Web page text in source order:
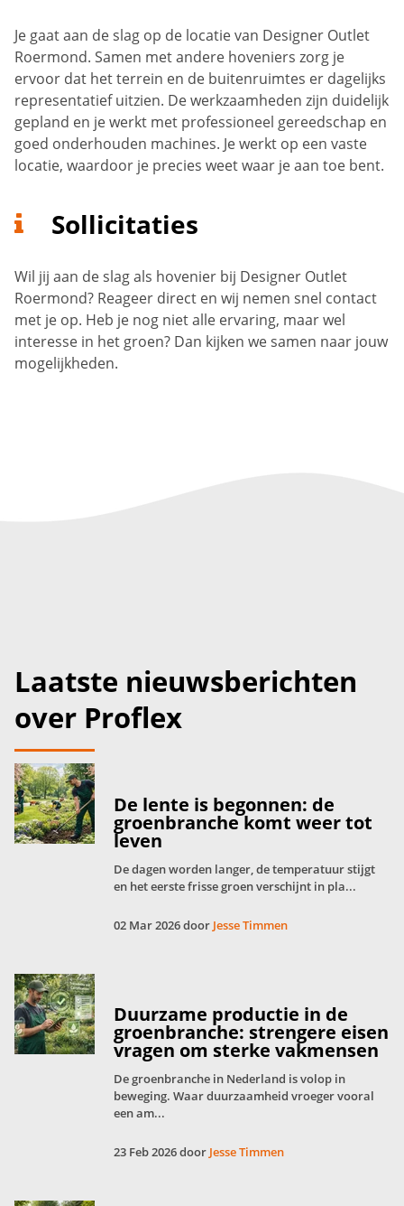
Je gaat aan de slag op de locatie van Designer Outlet
Roermond. Samen met andere hoveniers zorg je
ervoor dat het terrein en de buitenruimtes er dagelijks
representatief uitzien. De werkzaamheden zijn duidelijk
gepland en je werkt met professioneel gereedschap en
goed onderhouden machines. Je werkt op een vaste
locatie, waardoor je precies weet waar je aan toe bent.
Sollicitaties
Wil jij aan de slag als hovenier bij Designer Outlet
Roermond? Reageer direct en wij nemen snel contact
met je op. Heb je nog niet alle ervaring, maar wel
interesse in het groen? Dan kijken we samen naar jouw
mogelijkheden.
Laatste nieuwsberichten
over Proflex
De lente is begonnen: de
groenbranche komt weer tot
leven
De dagen worden langer, de temperatuur stijgt
en het eerste frisse groen verschijnt in pla...
02 Mar 2026 door Jesse Timmen
Duurzame productie in de
groenbranche: strengere eisen
vragen om sterke vakmensen
De groenbranche in Nederland is volop in
beweging. Waar duurzaamheid vroeger vooral
een am...
23 Feb 2026 door Jesse Timmen